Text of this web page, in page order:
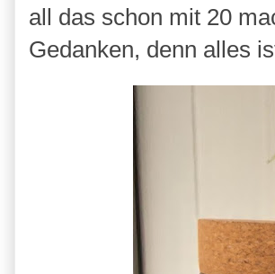
all das schon mit 20
Gedanken, denn alles